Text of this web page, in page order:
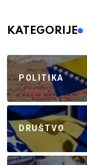
KATEGORIJE
POLITIKA
DRUŠTVO